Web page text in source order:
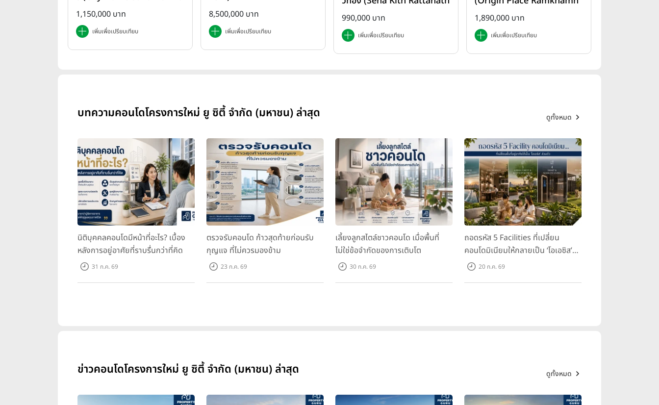
m-Rattanathibet)
1,150,000 บาท
เพิ่มเพื่อเปรียบเทียบ
8,500,000 บาท
เพิ่มเพื่อเปรียบเทียบ
ibet - Bangbuathong)
990,000 บาท
เพิ่มเพื่อเปรียบเทียบ
aeng 153)
1,890,000 บาท
เพิ่มเพื่อเปรียบเทียบ
บทความคอนโดโครงการใหม่ ยู ซิตี้ จำกัด (มหาชน) ล่าสุด ดูทั้งหมด
นิติบุคคลคอนโดมีหน้าที่อะไร? เบื้อง
หลังการอยู่อาศัยที่ราบรื่นกว่าที่คิด
31 ก.ค. 69
ตรวจรับคอนโด ก้าวสุดท้ายก่อนรับ
กุญแจ ที่ไม่ควรมองข้าม
23 ก.ค. 69
เลี้ยงลูกสไตล์ชาวคอนโด เมื่อพื้นที่
ไม่ใช่ข้อจำกัดของการเติบโต
30 ก.ค. 69
ถอดรหัส 5 Facilities ที่เปลี่ยน
คอนโดมิเนียมให้กลายเป็น ‘โอเอซิส’
ส่วนตัวกลางเมือง
20 ก.ค. 69
ข่าวคอนโดโครงการใหม่ ยู ซิตี้ จำกัด (มหาชน) ล่าสุด ดูทั้งหมด